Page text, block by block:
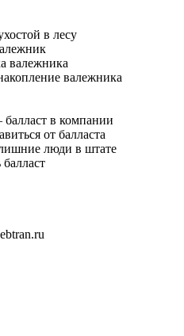
в лесу
валежника
валежника
в компании
от балласта
люди в штате